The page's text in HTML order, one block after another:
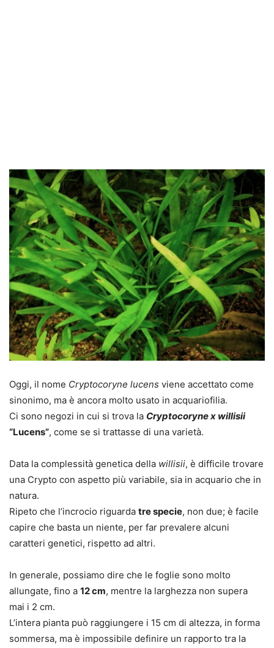
Oggi, il nome Cryptocoryne lucens viene accettato come
sinonimo, ma è ancora molto usato in acquariofilia.
Ci sono negozi in cui si trova la Cryptocoryne x willisii
“Lucens”, come se si trattasse di una varietà.
Data la complessità genetica della willisii, è difficile trovare
una Crypto con aspetto più variabile, sia in acquario che in
natura.
Ripeto che l’incrocio riguarda tre specie, non due; è facile
capire che basta un niente, per far prevalere alcuni
caratteri genetici, rispetto ad altri.
In generale, possiamo dire che le foglie sono molto
allungate, fino a 12 cm, mentre la larghezza non supera
mai i 2 cm.
L’intera pianta può raggiungere i 15 cm di altezza, in forma
sommersa, ma è impossibile definire un rapporto tra la